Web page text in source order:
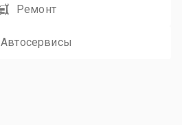
Ремонт
Автосервисы